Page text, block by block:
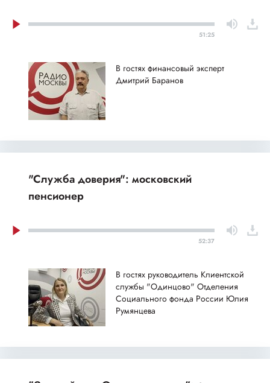
51:25
В гостях финансовый эксперт
Дмитрий Баранов
"Служба доверия": московский
пенсионер
52:37
В гостях руководитель Клиентской
службы "Одинцово" Отделения
Социального фонда России Юлия
Румянцева